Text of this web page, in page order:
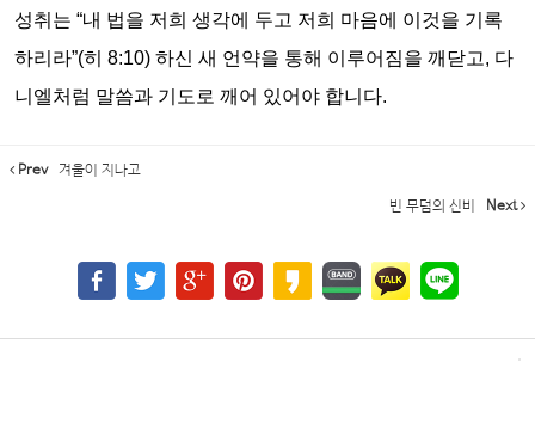
성취는 “내 법을 저희 생각에 두고 저희 마음에 이것을 기록
하리라”(히 8:10) 하신 새 언약을 통해 이루어짐을 깨닫고, 다
니엘처럼 말씀과 기도로 깨어 있어야 합니다.
Prev 겨울이 지나고
빈 무덤의 신비 Next